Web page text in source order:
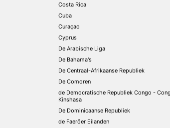
Costa Rica
Cuba
Curaçao
Cyprus
De Arabische Liga
De Bahama's
De Centraal-Afrikaanse Republiek
De Comoren
de Democratische Republiek Congo -
Kinshasa
De Dominicaanse Republiek
de Faeröer Eilanden